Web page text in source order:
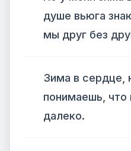
душе вьюга
мы друг без
Зима в сердце,
понимаешь, что
далеко.